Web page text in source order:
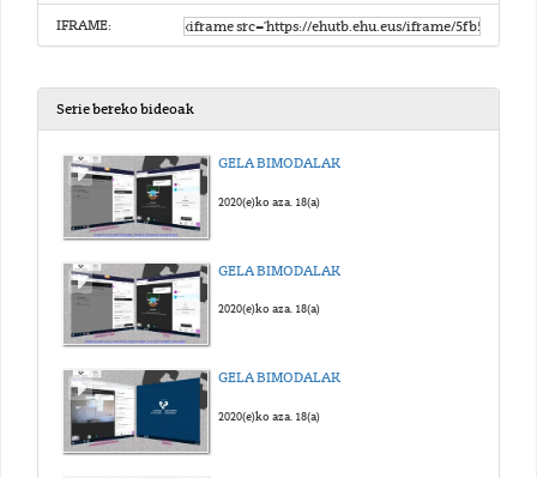
IFRAME:
Serie bereko bideoak
GELA BIMODALAK
2020(e)ko aza. 18(a)
GELA BIMODALAK
2020(e)ko aza. 18(a)
GELA BIMODALAK
2020(e)ko aza. 18(a)